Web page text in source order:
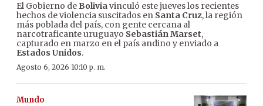
El Gobierno de Boliviavinculó este jueves los recientes
hechos de violencia suscitados en Santa Cruz, la región
más poblada del país, con gente cercana al
narcotraficante uruguayo Sebastián Marset,
capturado en marzo en el país andino y enviado a
Estados Unidos.
Agosto 6, 2026 10:10 p. m.
Mundo